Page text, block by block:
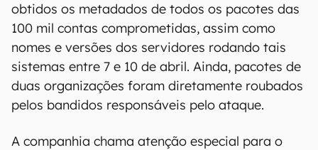
obtidos os metadados de todos os pacotes das
100 mil contas comprometidas, assim como
nomes e versões dos servidores rodando tais
sistemas entre 7 e 10 de abril. Ainda, pacotes de
duas organizações foram diretamente roubados
pelos bandidos responsáveis pelo ataque.
A companhia chama atenção especial para o